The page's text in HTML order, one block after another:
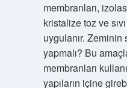
membranları,
kristalize toz ve
uygulanır. Zeminin
yapmalı? Bu
membranları
yapıların içine